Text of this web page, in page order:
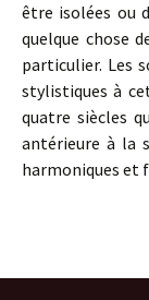
être isolées ou
quelque chose
particulier. Les
stylistiques à
quatre siècles
antérieure à la
harmoniques et